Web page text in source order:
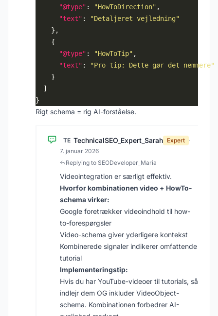
"@type" : "HowToDirection"
"text" :
"Detaljeret vejledning"
"@type" : "HowToTip"
"text" :
"Pro tip: Dette gør det nemmere"
Rigt schema = rig AI-forståelse.
TE TechnicalSEO_Expert_Sarah Expert ·
7. januar 2026
Replying to SEODeveloper_Maria
Videointegration er særligt effektiv.
Hvorfor kombinationen video + HowTo-
schema virker:
Google foretrækker videoindhold til how-
to-forespørgsler
Video-schema giver yderligere kontekst
Kombinerede signaler indikerer omfattende
tutorial
Implementeringstip:
Hvis du har YouTube-videoer til tutorials, så
indlejr dem OG inkluder VideoObject-
schema. Kombinationen forbedrer AI-